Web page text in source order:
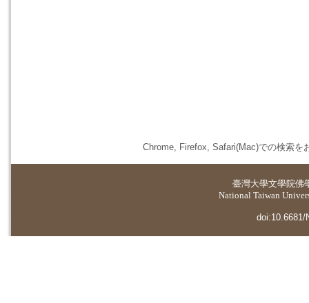
Chrome, Firefox, Safari(Mac)での検索を
臺灣大學文學院佛
National Taiwan
doi:10.6681/